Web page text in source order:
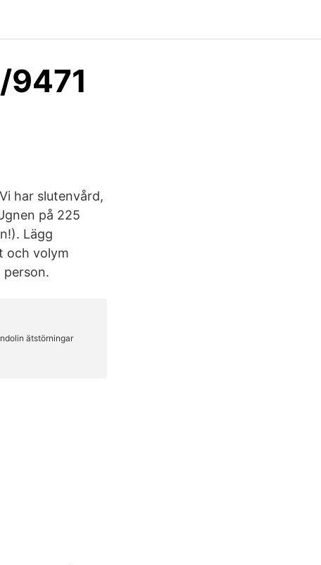
har slutenvård,
på 225
Lägg
och volym